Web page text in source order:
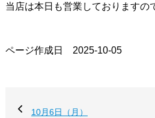
当店は本日も営業しておりますの
ページ作成日 2025-10-05
10月6日（月）